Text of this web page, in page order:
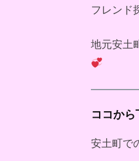
フレンド
地元安土
ココか
安土町で